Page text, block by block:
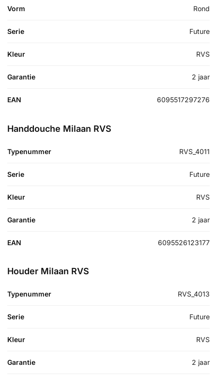
Vorm Rond
Serie Future
Kleur RVS
Garantie 2 jaar
EAN 6095517297276
Handdouche Milaan RVS
Typenummer RVS_4011
Serie Future
Kleur RVS
Garantie 2 jaar
EAN 6095526123177
Houder Milaan RVS
Typenummer RVS_4013
Serie Future
Kleur RVS
Garantie 2 jaar